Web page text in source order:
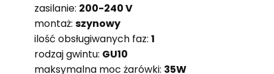
zasilanie: 200-240 V
montaż: szynowy
ilość obsługiwanych faz: 1
rodzaj gwintu: GU10
maksymalna moc żarówki: 35W